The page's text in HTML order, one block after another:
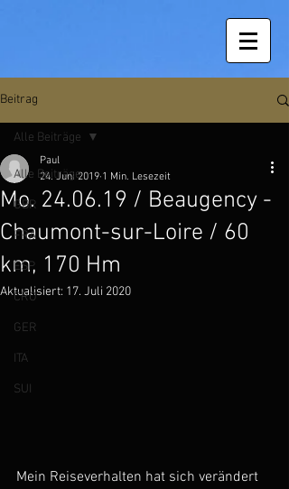
Beitrag
Alle Beiträge
GBR
FRA
ESP
CRO
GER
ITA
SUI
Alle Beiträge
Mo. 24.06.19 / Beaugency -
Chaumont-sur-Loire / 60
km, 170 Hm
Paul
24. Juni 2019 1 Min. Lesezeit
Aktualisiert: 17. Juli 2020
Mein Reiseverhalten hat sich verändert